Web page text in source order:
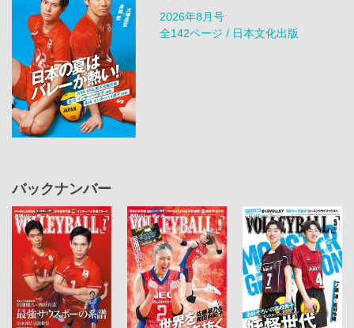
2026年8月号
全142ページ / 日本文化出版
バックナンバー